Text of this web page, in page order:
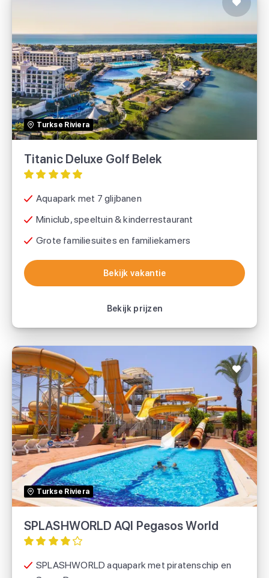
Turkse Riviera
Titanic Deluxe Golf Belek
Aquapark met 7 glijbanen
Miniclub, speeltuin & kinderrestaurant
Grote familiesuites en familiekamers
Bekijk vakantie
Bekijk prijzen
Titanic Deluxe Golf Belek
TUI
Bekijk vakantie
Turkse Riviera
SPLASHWORLD AQI Pegasos World
SPLASHWORLD aquapark met piratenschip en
SPLASHWORLD AQI Pegasos World
TUI